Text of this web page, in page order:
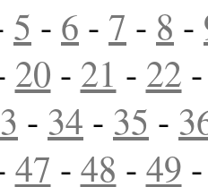
5 - 6 - 7 - 8 -
20 - 21 - 22
- 34 - 35 -
47 - 48 - 49